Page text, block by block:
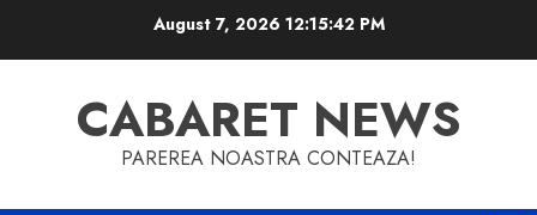
August 7, 2026 12:15:42 PM
CABARET NEWS
PAREREA NOASTRA CONTEAZA!